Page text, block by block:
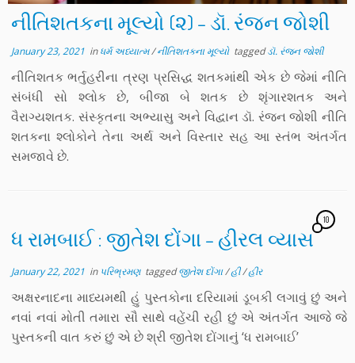
નીતિશતકના મૂલ્યો (૨) – ડૉ. રંજન જોશી
January 23, 2021 inધર્મ અધ્યાત્મ/નીતિશતકના મૂલ્યો taggedડૉ. રંજન જોશી
નીતિશતક ભર્તુહરીના ત્રણ પ્રસિદ્ધ શતકમાંથી એક છે જેમાં નીતિ
સંબંધી સો શ્લોક છે, બીજા બે શતક છે શૃંગારશતક અને
વૈરાગ્યશતક. સંસ્કૃતના અભ્યાસુ અને વિદ્વાન ડૉ. રંજન જોશી નીતિ
શતકના શ્લોકોને તેના અર્થ અને વિસ્તાર સહ આ સ્તંભ અંતર્ગત
સમજાવે છે.
ધ રામબાઈ : જીતેશ દોંગા – હીરલ વ્યાસ
10
January 22, 2021 in પરિભ્રમણ taggedજીતેશ દોંગા/હી/હીર
અક્ષરનાદના માધ્યમથી હું પુસ્તકોના દરિયામાં ડૂબકી લગાવું છું અને
નવાં નવાં મોતી તમારા સૌ સાથે વહેંચી રહી છું એ અંતર્ગત આજે જે
પુસ્તકની વાત કરું છું એ છે શ્રી જીતેશ દોંગાનું ‘ધ રામબાઈ’